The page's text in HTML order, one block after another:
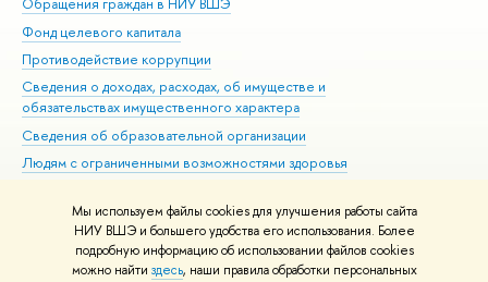
Мы используем файлы cookies для улучшения работы сайта
НИУ ВШЭ и большего удобства его использования. Более
подробную информацию об использовании файлов cookies
можно найти здесь, наши правила обработки персональных
Обращения граждан в НИУ ВШЭ
Фонд целевого капитала
Противодействие коррупции
Сведения о доходах, расходах, об имуществе и
обязательствах имущественного характера
Сведения об образовательной организации
Людям с ограниченными возможностями здоровья
Работа в Вышке